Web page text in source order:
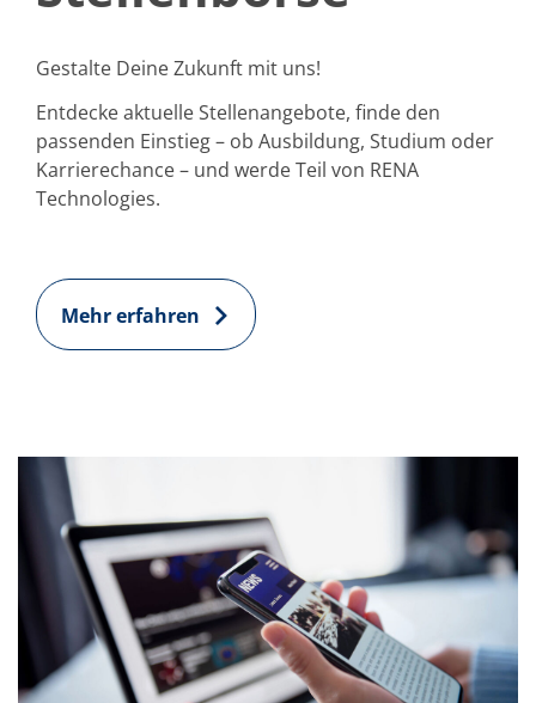
Gestalte Deine Zukunft mit uns!
Entdecke aktuelle Stellenangebote, finde den
passenden Einstieg – ob Ausbildung, Studium oder
Karrierechance – und werde Teil von RENA
Technologies.
Mehr erfahren